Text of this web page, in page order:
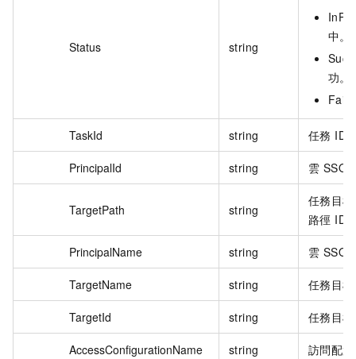
Status string
中。
功。
TaskId string 任務 ID
PrincipalId string 雲 SSO
TargetPath string
任務目
路徑 ID
PrincipalName string 雲 SSO
TargetName string 任務目
TargetId string 任務目
AccessConfigurationName string 訪問配